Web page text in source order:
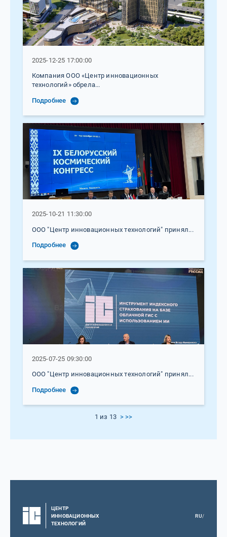
2025-12-25 17:00:00
Компания ООО «Центр инновационных
технологий» обрела...
Подробнее
2025-10-21 11:30:00
ООО "Центр инновационных технологий" принял...
Подробнее
2025-07-25 09:30:00
ООО "Центр инновационных технологий" принял...
Подробнее
1 из 13 > >>
ЦЕНТР
ИННОВАЦИОННЫХ
ТЕХНОЛОГИЙ
RU/